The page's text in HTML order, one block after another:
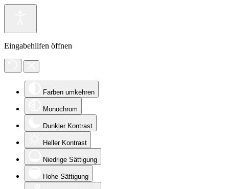
Eingabehilfen öffnen
Farben umkehren
Monochrom
Dunkler Kontrast
Heller Kontrast
Niedrige Sättigung
Hohe Sättigung